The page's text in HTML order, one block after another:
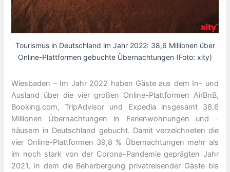
Tourismus in Deutschland im Jahr 2022: 38,6 Millionen über
Online-Plattformen gebuchte Übernachtungen (Foto: xity)
Wiesbaden – Im Jahr 2022 haben Gäste aus dem In- und
Ausland über die vier großen Online-Plattformen AirBnB,
Booking.com, TripAdvisor und Expedia insgesamt 38,6
Millionen Übernachtungen in Ferienwohnungen und -
häusern in Deutschland gebucht. Damit verzeichneten die
vier Online-Plattformen 39,8 % Übernachtungen mehr als
im noch stark von der Corona-Pandemie geprägten Jahr
2021, in dem die Beherbergung privatreisender Gäste bis